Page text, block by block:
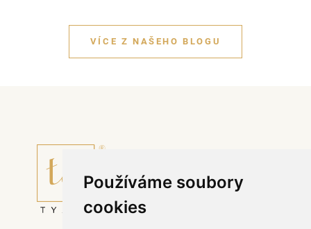
Používáme soubory
cookies
VÍCE Z NAŠEHO BLOGU